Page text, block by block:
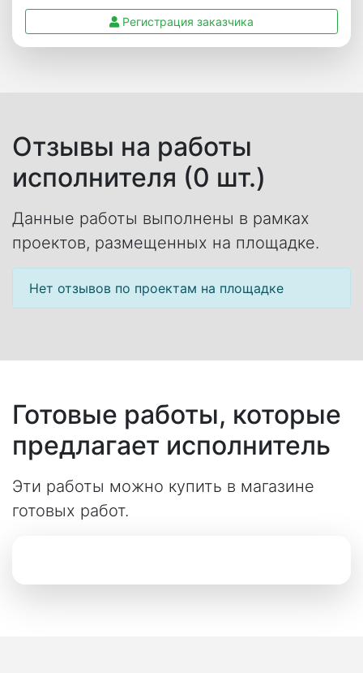
Регистрация заказчика
Отзывы на работы
исполнителя (0 шт.)
Данные работы выполнены в рамках
проектов, размещенных на площадке.
Нет отзывов по проектам на площадке
Готовые работы, которые
предлагает исполнитель
Эти работы можно купить в магазине
готовых работ.